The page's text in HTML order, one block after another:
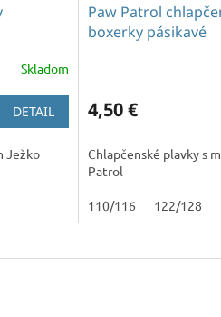
Skladom
DETAIL
Ježko
Paw Patrol
boxerky pásikavé
4,50 €
Chlapčenské plavky s
Patrol
110/116 122/128